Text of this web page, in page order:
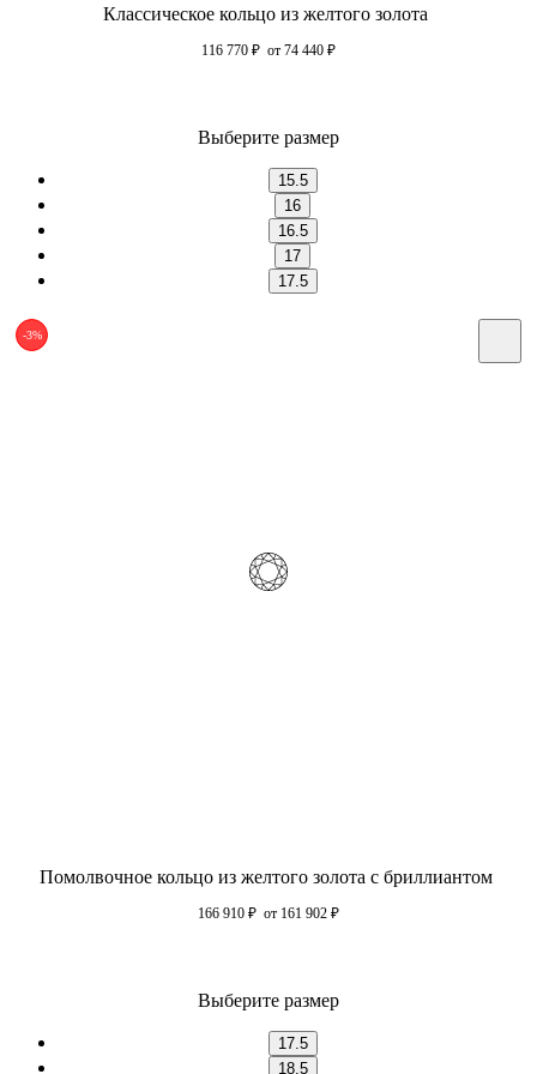
Классическое кольцо из желтого золота
116 770 ₽ от 74 440 ₽
Выберите размер
15.5
16
16.5
17
17.5
-3%
Помолвочное кольцо из желтого золота с бриллиантом
166 910 ₽ от 161 902 ₽
Выберите размер
17.5
18.5